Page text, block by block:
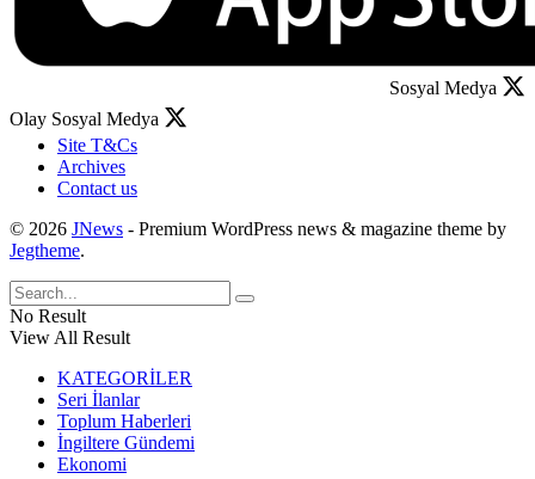
Sosyal Medya
Olay Sosyal Medya
Site T&Cs
Archives
Contact us
© 2026 JNews - Premium WordPress news & magazine theme by
Jegtheme.
No Result
View All Result
KATEGORİLER
Seri İlanlar
Toplum Haberleri
İngiltere Gündemi
Ekonomi